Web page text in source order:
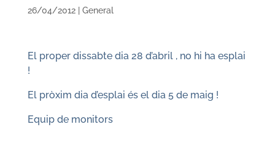
26/04/2012| General
El proper dissabte dia 28 d’abril , no hi ha esplai
!
El pròxim dia d’esplai és el dia 5 de maig !
Equip de monitors